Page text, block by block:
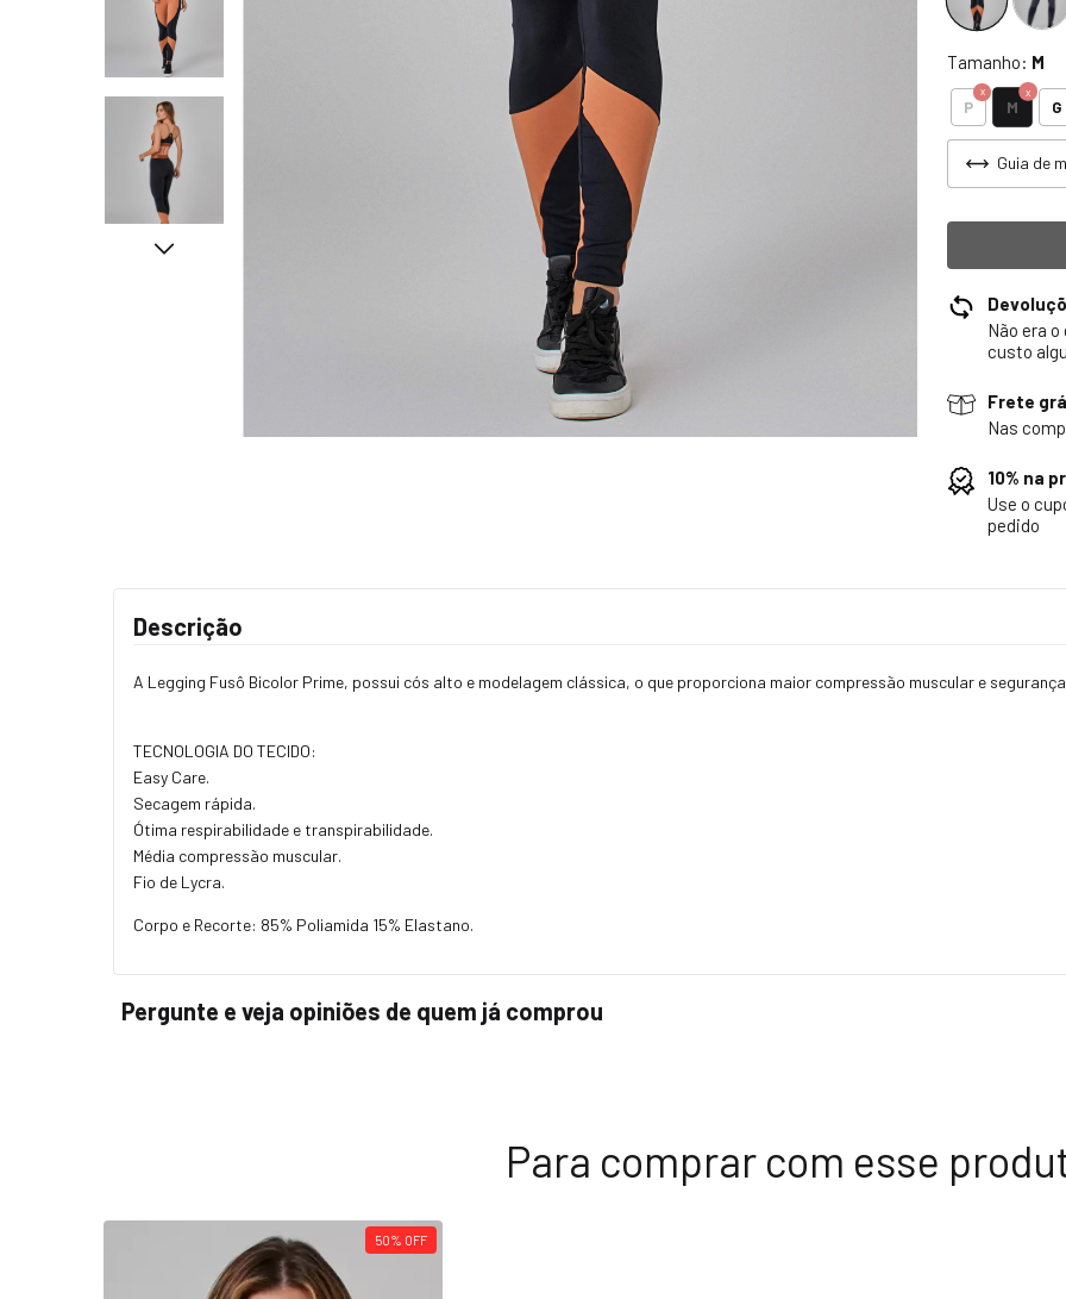
Tamanho: M
P M G
Guia de
Não era
custo
Frete
Nas
10% na
Use o
pedido
Descrição
A Legging Fusô Bicolor Prime, possui cós alto e modelagem clássica, o que proporciona maior compressão muscular e
TECNOLOGIA DO TECIDO:
Easy Care.
Secagem rápida.
Ótima respirabilidade e transpirabilidade.
Média compressão muscular.
Fio de Lycra.
Corpo e Recorte: 85% Poliamida 15% Elastano.
Pergunte e veja opiniões de quem já comprou
Para comprar com esse
50% OFF